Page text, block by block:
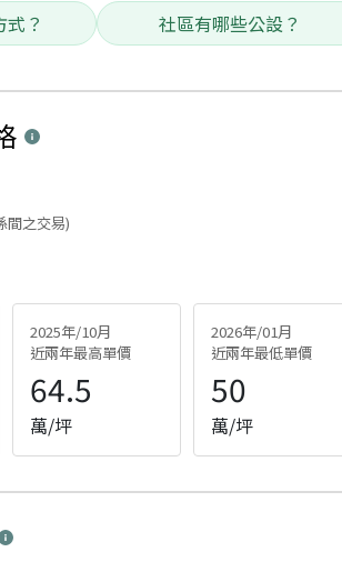
？ 社區有哪些公設？
間之交易)
2025年/10月
近兩年最高單價
64.5
萬/坪
2026年/01月
近兩年最低單價
50
萬/坪